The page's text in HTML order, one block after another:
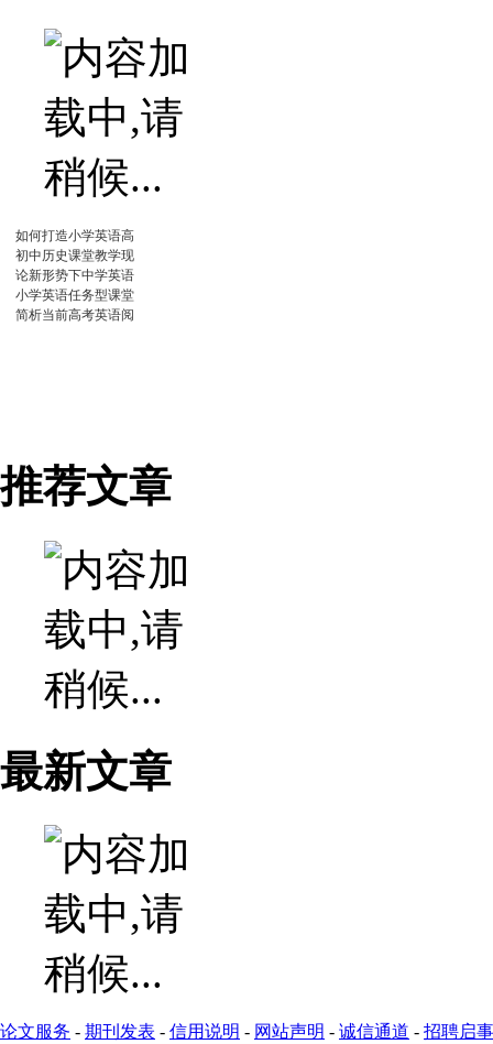
如何打造小学英语高
初中历史课堂教学现
论新形势下中学英语
小学英语任务型课堂
简析当前高考英语阅
推荐文章
最新文章
论文服务 - 期刊发表 - 信用说明 - 网站声明 - 诚信通道 - 招聘启事